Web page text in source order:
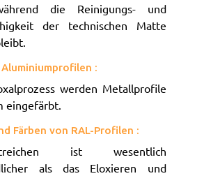
die Reinigungs- und
der technischen Matte
:
werden Metallprofile
eingefärbt.
Färben von RAL-Profilen :
ist wesentlich
als das Eloxieren und